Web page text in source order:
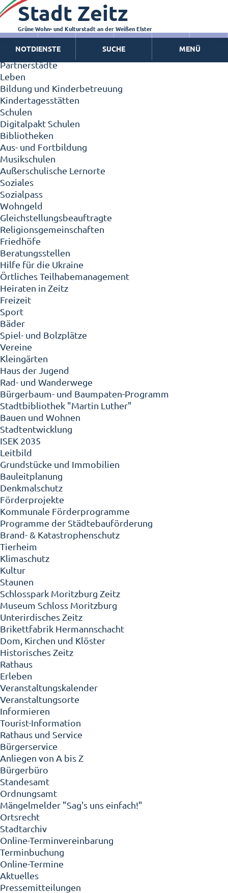
Zeitz - Die Kleinstadt
Willkommen in Zeitz!
Interview mit Oberbürgermeister Christian Thieme
Zeitz - Stadt der Zukunft
Ortschaften
Partnerstädte
Leben
Bildung und Kinderbetreuung
Kindertagesstätten
Schulen
Digitalpakt Schulen
Bibliotheken
Aus- und Fortbildung
Musikschulen
Außerschulische Lernorte
Soziales
Sozialpass
Wohngeld
Gleichstellungsbeauftragte
Religionsgemeinschaften
Friedhöfe
Beratungsstellen
Hilfe für die Ukraine
Örtliches Teilhabemanagement
Heiraten in Zeitz
Freizeit
Sport
Bäder
Spiel- und Bolzplätze
Vereine
Kleingärten
Haus der Jugend
Rad- und Wanderwege
Bürgerbaum- und Baumpaten-Programm
Stadtbibliothek "Martin Luther"
Bauen und Wohnen
Stadtentwicklung
ISEK 2035
Leitbild
Grundstücke und Immobilien
Bauleitplanung
Denkmalschutz
Förderprojekte
Kommunale Förderprogramme
Programme der Städtebauförderung
Brand- & Katastrophenschutz
Tierheim
Klimaschutz
Kultur
Staunen
Schlosspark Moritzburg Zeitz
Museum Schloss Moritzburg
Unterirdisches Zeitz
Brikettfabrik Hermannschacht
Dom, Kirchen und Klöster
Historisches Zeitz
Rathaus
Erleben
Veranstaltungskalender
Veranstaltungsorte
Informieren
Tourist-Information
Rathaus und Service
Bürgerservice
Anliegen von A bis Z
Bürgerbüro
Standesamt
Ordnungsamt
Mängelmelder "Sag's uns einfach!"
Ortsrecht
Stadtarchiv
Online-Terminvereinbarung
Terminbuchung
Online-Termine
Aktuelles
Pressemitteilungen
Stadt Zeitz
Grüne Wohn- und Kulturstadt an der Weißen Elster
NOTDIENSTE SUCHE MENÜ